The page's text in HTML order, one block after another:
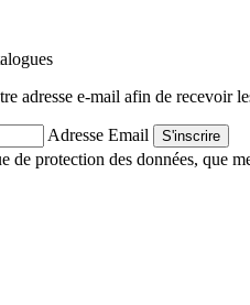
adresse e-mail afin de recevoir
Adresse Email S'inscrire
de protection des données, que